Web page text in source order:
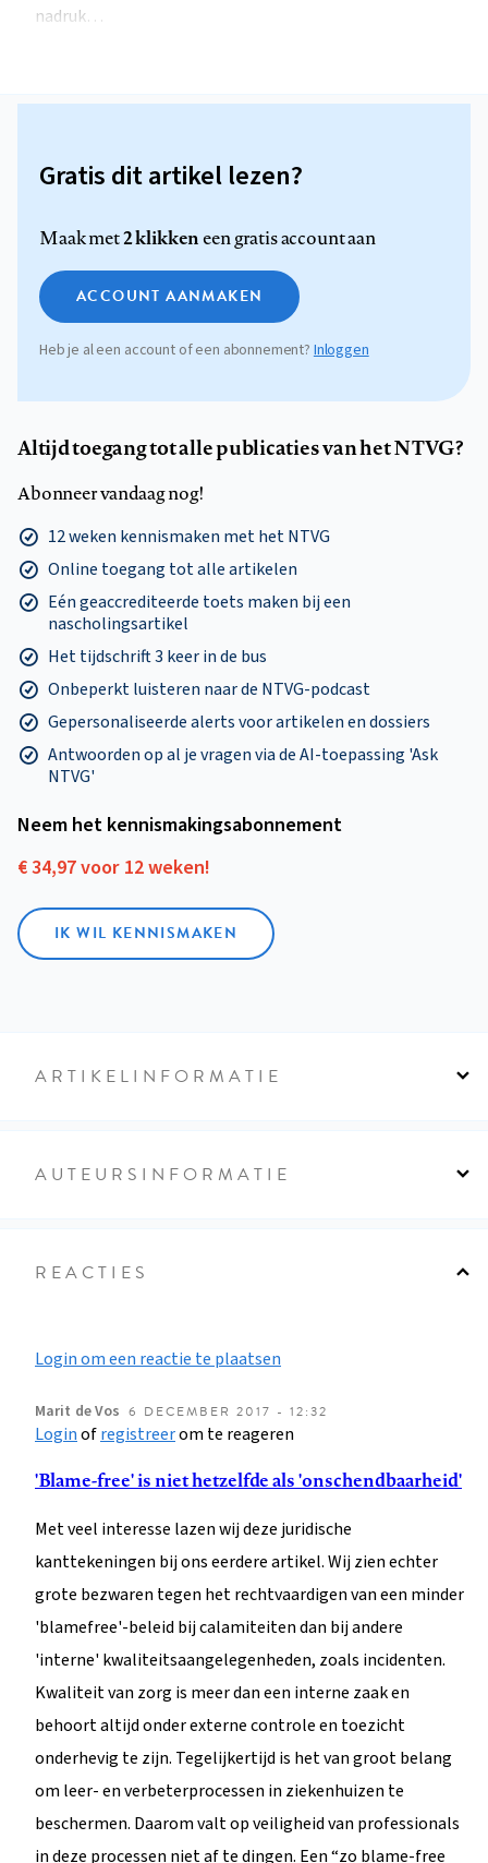
nadruk…
Gratis dit artikel lezen?
Maak met2 klikkeneen gratis account aan
ACCOUNT AANMAKEN
Heb je al een account of een abonnement? Inloggen
Altijd toegang tot alle publicaties van het NTVG?
Abonneer vandaag nog!
12 weken kennismaken met het NTVG
Online toegang tot alle artikelen
Eén geaccrediteerde toets maken bij een
nascholingsartikel
Het tijdschrift 3 keer in de bus
Onbeperkt luisteren naar de NTVG-podcast
Gepersonaliseerde alerts voor artikelen en dossiers
Antwoorden op al je vragen via de AI-toepassing 'Ask
NTVG'
Neem het kennismakings­abonnement
€ 34,97 voor 12 weken!
IK WIL KENNISMAKEN
ARTIKELINFORMATIE
AUTEURSINFORMATIE
REACTIES
Login om een reactie te plaatsen
Marit de Vos 6 DECEMBER 2017 - 12:32
Loginofregistreerom te reageren
'Blame-free' is niet hetzelfde als 'onschendbaarheid'
Met veel interesse lazen wij deze juridische
kanttekeningen bij ons eerdere artikel. Wij zien echter
grote bezwaren tegen het rechtvaardigen van een minder
'blamefree'-beleid bij calamiteiten dan bij andere
'interne' kwaliteitsaangelegenheden, zoals incidenten.
Kwaliteit van zorg is meer dan een interne zaak en
behoort altijd onder externe controle en toezicht
onderhevig te zijn. Tegelijkertijd is het van groot belang
om leer- en verbeterprocessen in ziekenhuizen te
beschermen. Daarom valt op veiligheid van professionals
in deze processen niet af te dingen. Een “zo blame-free